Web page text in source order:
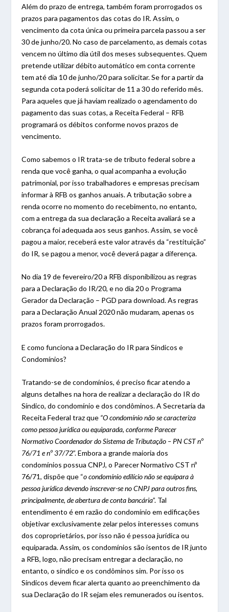
Além do prazo de entrega, também foram prorrogados os
prazos para pagamentos das cotas do IR. Assim, o
vencimento da cota única ou primeira parcela passou a ser
30 de junho/20. No caso de parcelamento, as demais cotas
vencem no último dia útil dos meses subsequentes. Quem
pretende utilizar débito automático em conta corrente
tem até dia 10 de junho/20 para solicitar. Se for a partir da
segunda cota poderá solicitar de 11 a 30 do referido mês.
Para aqueles que já haviam realizado o agendamento do
pagamento das suas cotas, a Receita Federal – RFB
programará os débitos conforme novos prazos de
vencimento.
Como sabemos o IR trata-se de tributo federal sobre a
renda que você ganha, o qual acompanha a evolução
patrimonial, por isso trabalhadores e empresas precisam
informar à RFB os ganhos anuais. A tributação sobre a
renda ocorre no momento do recebimento, no entanto,
com a entrega da sua declaração a Receita avaliará se a
cobrança foi adequada aos seus ganhos. Assim, se você
pagou a maior, receberá este valor através da “restituição”
do IR, se pagou a menor, você deverá pagar a diferença.
No dia 19 de fevereiro/20 a RFB disponibilizou as regras
para a Declaração do IR/20, e no dia 20 o Programa
Gerador da Declaração – PGD para download. As regras
para a Declaração Anual 2020 não mudaram, apenas os
prazos foram prorrogados.
E como funciona a Declaração do IR para Síndicos e
Condomínios?
Tratando-se de condomínios, é preciso ficar atendo a
alguns detalhes na hora de realizar a declaração do IR do
Síndico, do condomínio e dos condôminos. A Secretaria da
Receita Federal traz que “O condomínio não se caracteriza
como pessoa jurídica ou equiparada, conforme Parecer
Normativo Coordenador do Sistema de Tributação – PN CST nº
76/71 e nº 37/72”. Embora a grande maioria dos
condomínios possua CNPJ, o Parecer Normativo CST nº
76/71, dispõe que “o condomínio edilício não se equipara à
pessoa jurídica devendo inscrever-se no CNPJ para outros fins,
principalmente, de abertura de conta bancária”. Tal
entendimento é em razão do condomínio em edificações
objetivar exclusivamente zelar pelos interesses comuns
dos coproprietários, por isso não é pessoa jurídica ou
equiparada. Assim, os condomínios são isentos de IR junto
a RFB, logo, não precisam entregar a declaração, no
entanto, o síndico e os condôminos sim. Por isso os
Síndicos devem ficar alerta quanto ao preenchimento da
sua Declaração do IR sejam eles remunerados ou isentos.